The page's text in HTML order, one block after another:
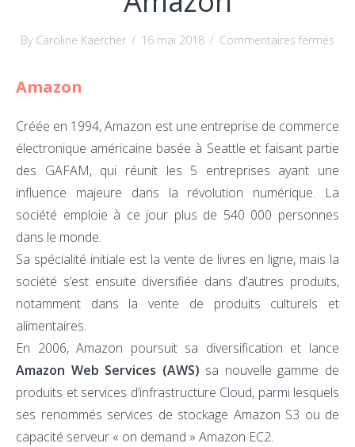
By Caroline Kaercher / 16 mai 2018 / Commentaires fermés
Amazon
Créée en 1994, Amazon est une entreprise de commerce
électronique américaine basée à Seattle et faisant partie
des GAFAM, qui réunit les 5 entreprises ayant une
influence majeure dans la révolution numérique. La
société emploie à ce jour plus de 540 000 personnes
dans le monde.
Sa spécialité initiale est la vente de livres en ligne, mais la
société s’est ensuite diversifiée dans d’autres produits,
notamment dans la vente de produits culturels et
alimentaires.
En 2006, Amazon poursuit sa diversification et lance
Amazon Web Services (AWS) sa nouvelle gamme de
produits et services d’infrastructure Cloud, parmi lesquels
ses renommés services de stockage Amazon S3 ou de
capacité serveur « on demand » Amazon EC2.